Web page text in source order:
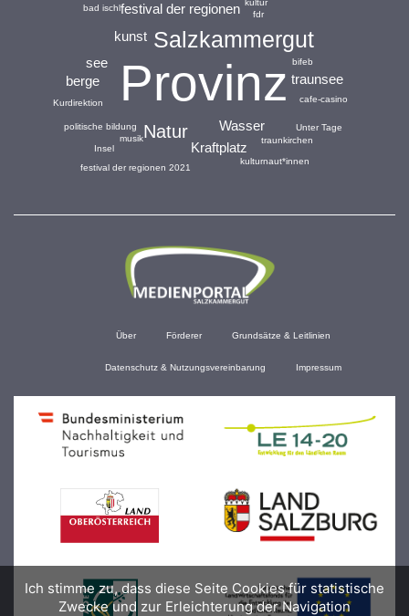
Provinz
Salzkammergut
Natur
Wasser
Kraftplatz
festival der regionen
see
traunsee
berge
kunst
traunkirchen
cafe-casino
Kurdirektion
bifeb
fdr
politische bildung Unter Tage
kulturnaut*innen
Insel
festival der regionen 2021
bad ischl
musik
Über Förderer Grundsätze & Leitlinien
Datenschutz & Nutzungsvereinbarung Impressum
Ich stimme zu, dass diese Seite Cookies für statistische
Zwecke und zur Erleichterung der Navigation